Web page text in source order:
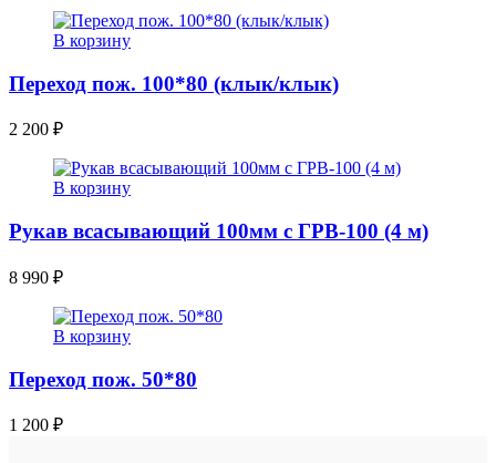
В корзину
Переход пож. 100*80 (клык/клык)
2 200 ₽
В корзину
Рукав всасывающий 100мм с ГРВ-100 (4 м)
8 990 ₽
В корзину
Переход пож. 50*80
1 200 ₽